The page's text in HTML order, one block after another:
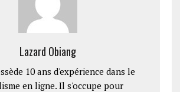
Lazard Obiang
10 ans d'expérience dans le
en ligne. Il s'occupe pour